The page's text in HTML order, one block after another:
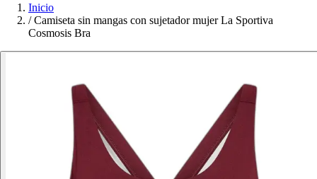
Inicio
/ Camiseta sin mangas con sujetador mujer La Sportiva
Cosmosis Bra